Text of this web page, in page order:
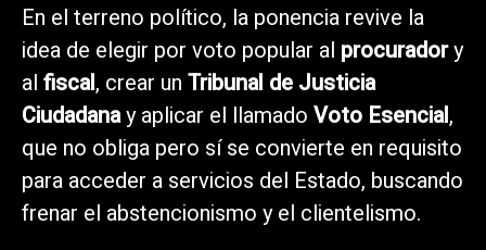
En el terreno político, la ponencia revive la
idea de elegir por voto popular al procuradory
al fiscal, crear un Tribunal de Justicia
Ciudadanay aplicar el llamado Voto Esencial,
que no obliga pero sí se convierte en requisito
para acceder a servicios del Estado, buscando
frenar el abstencionismo y el clientelismo.